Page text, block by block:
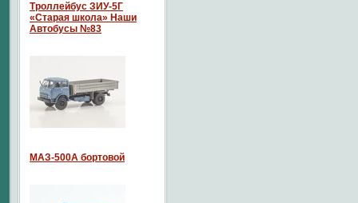
Троллейбус ЗИУ-5Г
«Старая школа» Наши
Автобусы №83
МАЗ-500А бортовой